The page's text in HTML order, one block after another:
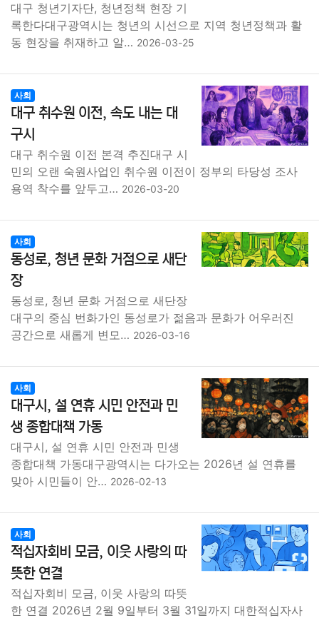
대구 청년기자단, 청년정책 현장 기
록한다대구광역시는 청년의 시선으로 지역 청년정책과 활
동 현장을 취재하고 알… 2026-03-25
사회
대구 취수원 이전, 속도 내는 대
구시
대구 취수원 이전 본격 추진대구 시
민의 오랜 숙원사업인 취수원 이전이 정부의 타당성 조사
용역 착수를 앞두고… 2026-03-20
사회
동성로, 청년 문화 거점으로 새단
장
동성로, 청년 문화 거점으로 새단장
대구의 중심 번화가인 동성로가 젊음과 문화가 어우러진
공간으로 새롭게 변모… 2026-03-16
사회
대구시, 설 연휴 시민 안전과 민
생 종합대책 가동
대구시, 설 연휴 시민 안전과 민생
종합대책 가동대구광역시는 다가오는 2026년 설 연휴를
맞아 시민들이 안… 2026-02-13
사회
적십자회비 모금, 이웃 사랑의 따
뜻한 연결
적십자회비 모금, 이웃 사랑의 따뜻
한 연결 2026년 2월 9일부터 3월 31일까지 대한적십자사